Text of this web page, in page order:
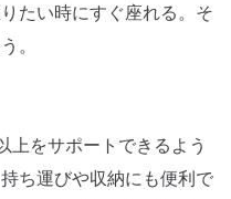
たい時にすぐ座れる。そ
。
をサポートできるよう
ち運びや収納にも便利で